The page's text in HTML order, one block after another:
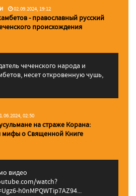
02.09.2024, 19:12
- православный русский
происхождения
чеченского народа и
несет откровенную чушь,
02:50
на страже Корана:
мифы о Священной Книге
видео
watch?
h0nMPQWTip7AZ94...